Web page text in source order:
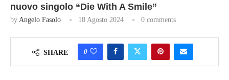
nuovo singolo “Die With A Smile”
by Angelo Fasolo 18 Agosto 2024 0 comments
SHARE 0